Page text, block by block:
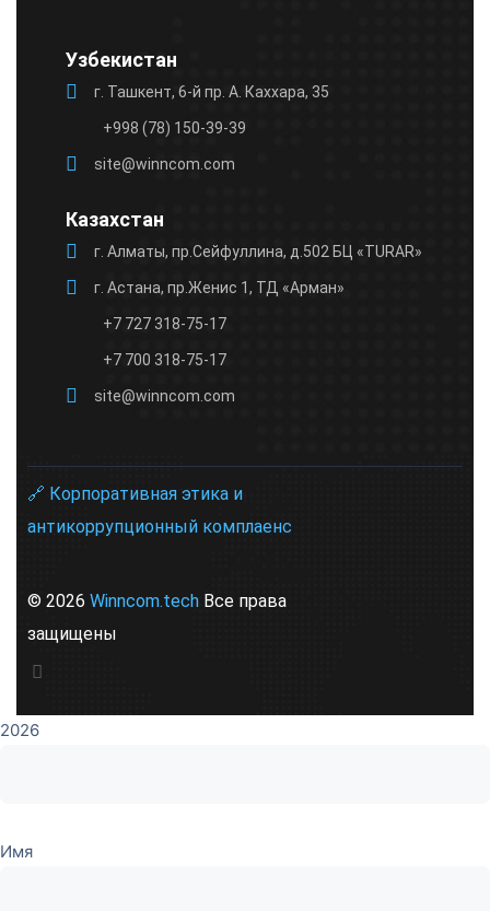
Узбекистан
г. Ташкент, 6-й пр. А. Каххара, 35
+998 (78) 150-39-39
site@winncom.com
Казахстан
г. Алматы, пр.Сейфуллина, д.502 БЦ «TURAR»
г. Астана, пр.Женис 1, ТД «Арман»
+7 727 318-75-17
+7 700 318-75-17
site@winncom.com
🔗 Корпоративная этика и
антикоррупционный комплаенс
© 2026 Winncom.tech Все права
защищены
2026
Имя